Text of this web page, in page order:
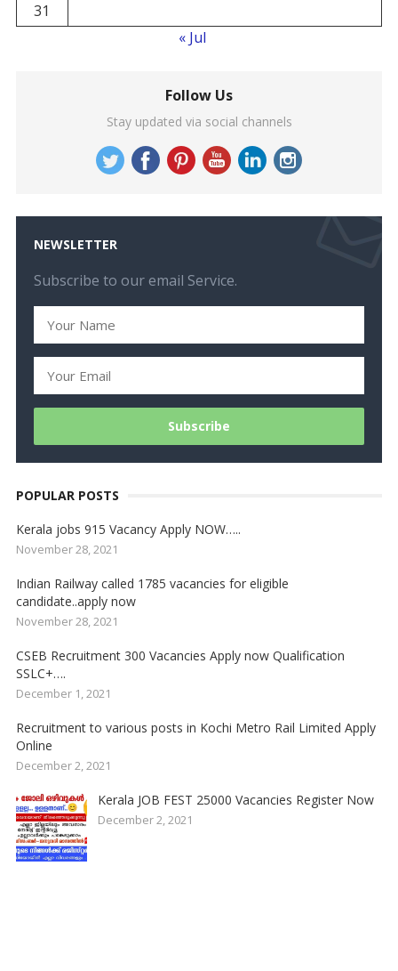
31
« Jul
Follow Us
Stay updated via social channels
NEWSLETTER
Subscribe to our email Service.
POPULAR POSTS
Kerala jobs 915 Vacancy Apply NOW…..
November 28, 2021
Indian Railway called 1785 vacancies for eligible
candidate..apply now
November 28, 2021
CSEB Recruitment 300 Vacancies Apply now Qualification
SSLC+….
December 1, 2021
Recruitment to various posts in Kochi Metro Rail Limited Apply
Online
December 2, 2021
Kerala JOB FEST 25000 Vacancies Register Now
December 2, 2021